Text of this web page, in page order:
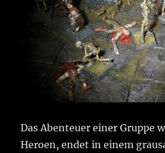
Das Abenteuer einer Gruppe
Heroen, endet in einem